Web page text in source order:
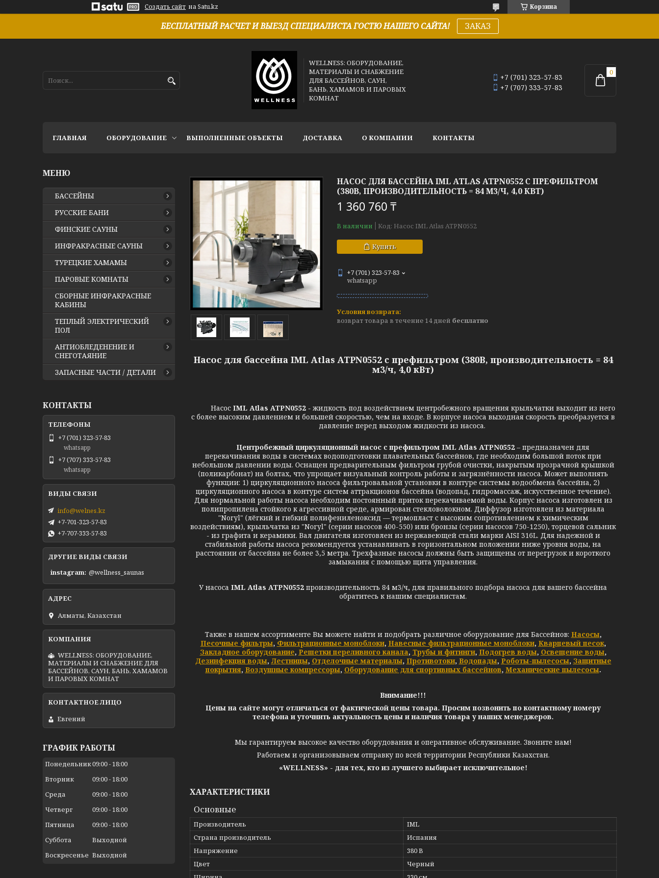
Создать сайт на Satu.kz Корзина
БЕСПЛАТНЫЙ РАСЧЕТ И ВЫЕЗД СПЕЦИАЛИСТА ГОСТЮ НАШЕГО САЙТА! ЗАКАЗ
WELLNESS: ОБОРУДОВАНИЕ,
МАТЕРИАЛЫ И СНАБЖЕНИЕ
ДЛЯ БАССЕЙНОВ, САУН,
БАНЬ, ХАМАМОВ И ПАРОВЫХ
КОМНАТ
+7 (701) 323-57-83
+7 (707) 333-57-83
ГЛАВНАЯ ОБОРУДОВАНИЕ ВЫПОЛНЕННЫЕ ОБЪЕКТЫ ДОСТАВКА О КОМПАНИИ КОНТАКТЫ
НАСОС ДЛЯ БАССЕЙНА IML ATLAS ATPN0552 C ПРЕФИЛЬТРОМ
(380В, ПРОИЗВОДИТЕЛЬНОСТЬ = 84 М3/Ч, 4,0 КВТ)
1 360 760 ₸
В наличии Код: Насос IML Atlas ATPN0552
Купить
+7 (701) 323-57-83
whatsapp
возврат товара в течение 14 дней бесплатно
Насос для бассейна IML Atlas ATPN0552 c префильтром (380В, производительность = 84
м3/ч, 4,0 кВт)
Насос IML Atlas ATPN0552 -жидкость под воздействием центробежного вращения крыльчатки выходит из него
с более высоким давлением и большей скоростью, чем на входе. В корпусе насоса выходная скорость преобразуется в
давление перед выходом жидкости из насоса.
Центробежный циркуляционный насос с префильтром IML Atlas ATPN0552 – предназначен для
перекачивания воды в системах водоподготовки плавательных бассейнов, где необходим большой поток при
небольшом давлении воды. Оснащен предварительным фильтром грубой очистки, накрытым прозрачной крышкой
(поликарбонат) на болтах, что упрощает визуальный контроль работы и загрязнённости насоса. Может выполнять
функции: 1) циркуляционного насоса фильтровальной установки в контуре системы водообмена бассейна, 2)
циркуляционного насоса в контуре систем аттракционов бассейна (водопад, гидромассаж, искусственное течение).
Для нормальной работы насоса необходим постоянный приток перекачиваемой воды. Корпус насоса изготовлен из
полипропилена стойкого к агрессивной среде, армирован стекловолокном. Диффузор изготовлен из материала
"Noryl" (лёгкий и гибкий полифениленоксид — термопласт с высоким сопротивлением к химическим
воздействиям), крыльчатка из "Noryl" (серии насосов 400-550) или бронзы (серии насосов 750-1250), торцевой сальник
- из графита и керамики. Вал двигателя изготовлен из нержавеющей стали марки AISI 316L. Для надежной и
стабильной работы насоса рекомендуется устанавливать в горизонтальном положении ниже уровня воды, на
расстоянии от бассейна не более 3,5 метра. Трехфазные насосы должны быть защищены от перегрузок и короткого
замыкания с помощью щита управления.
У насоса IML Atlas ATPN0552 производительность 84 м3/ч, для правильного подбора насоса для вашего бассейна
обратитесь к нашим специалистам.
Также в нашем ассортименте Вы можете найти и подобрать различное оборудование для Бассейнов: Насосы,
Песочные фильтры, Фильтрационные моноблоки, Навесные фильтрационные моноблоки, Кварцевый песок,
Закладное оборудование, Решетки переливного канала, Трубы и фитинги, Подогрев воды, Освещение воды,
Дезинфекция воды, Лестницы, Отделочные материалы, Противотоки, Водопады, Роботы-пылесосы, Защитные
покрытия, Воздушные компрессоры, Оборудование для спортивных бассейнов, Механические пылесосы.
Внимание!!!
Цены на сайте могут отличаться от фактической цены товара. Просим позвонить по контактному номеру
телефона и уточнить актуальность цены и наличия товара у наших менеджеров.
Мы гарантируем высокое качество оборудования и оперативное обслуживание. Звоните нам!
Работаем и организовываем отправку по всей территории Республики Казахстан.
«WELLNESS» - для тех, кто из лучшего выбирает исключительное!
ХАРАКТЕРИСТИКИ
Основные
Производитель
IML
Страна производитель
Испания
Напряжение
380 В
Цвет
Черный
БАССЕЙНЫ
РУССКИЕ БАНИ
ФИНСКИЕ САУНЫ
ИНФРАКРАСНЫЕ САУНЫ
ТУРЕЦКИЕ ХАМАМЫ
ПАРОВЫЕ КОМНАТЫ
СБОРНЫЕ ИНФРАКРАСНЫЕ
КАБИНЫ
ТЕПЛЫЙ ЭЛЕКТРИЧЕСКИЙ
ПОЛ
АНТИОБЛЕДЕНЕНИЕ И
СНЕГОТАЯНИЕ
ЗАПАСНЫЕ ЧАСТИ / ДЕТАЛИ
КОНТАКТЫ
+7 (701) 323-57-83
whatsapp
+7 (707) 333-57-83
whatsapp
info@welnes.kz
+7-701-323-57-83
+7-707-333-57-83
ДРУГИЕ ВИДЫ СВЯЗИ
instagram @wellness_saunas
Алматы, Казахстан
WELLNESS: ОБОРУДОВАНИЕ,
МАТЕРИАЛЫ И СНАБЖЕНИЕ ДЛЯ
БАССЕЙНОВ, САУН, БАНЬ, ХАМАМОВ
И ПАРОВЫХ КОМНАТ
Евгений
ГРАФИК РАБОТЫ
Понедельник09:00 18:00
Вторник
09:00 18:00
Среда
09:00 18:00
Четверг
09:00 18:00
Пятница
09:00 18:00
Суббота
Выходной
Воскресенье Выходной